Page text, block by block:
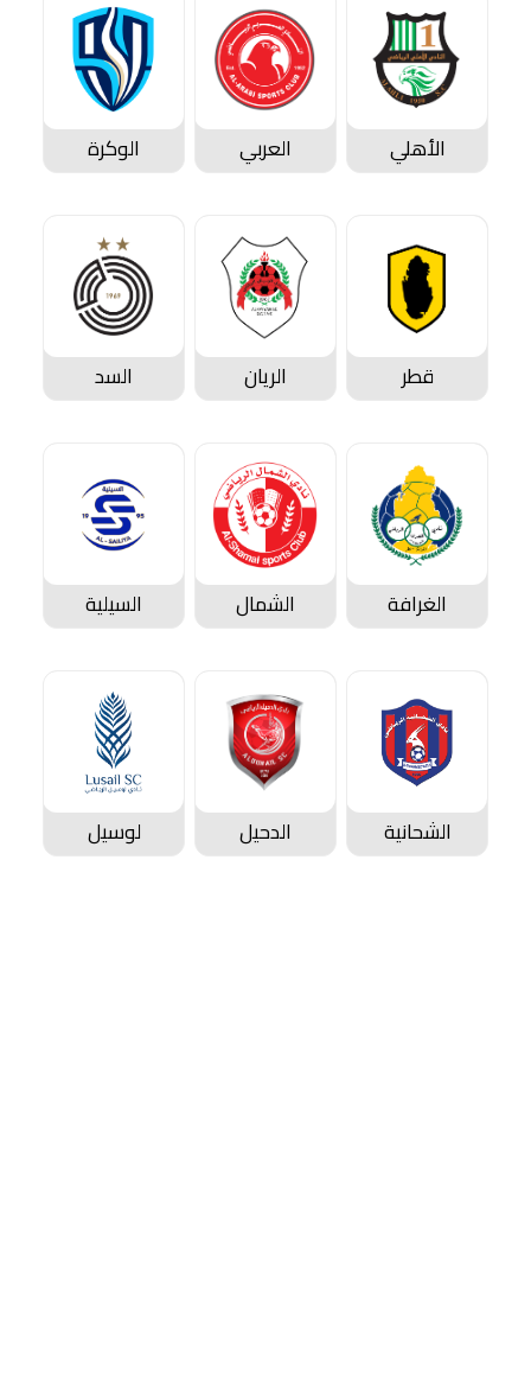
الأهلي العربي الوكرة
قطر الريان السد
الغرافة الشمال السيلية
الشحانية الدحيل لوسيل